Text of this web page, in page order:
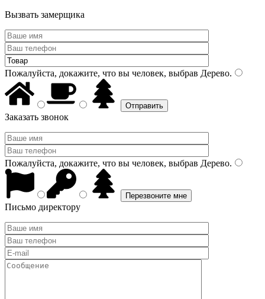
Вызвать замерщика
Пожалуйста, докажите, что вы человек, выбрав Дерево.
Заказать звонок
Пожалуйста, докажите, что вы человек, выбрав Дерево.
Письмо директору